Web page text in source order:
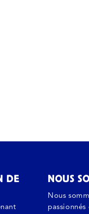
DE
NOUS
Nous